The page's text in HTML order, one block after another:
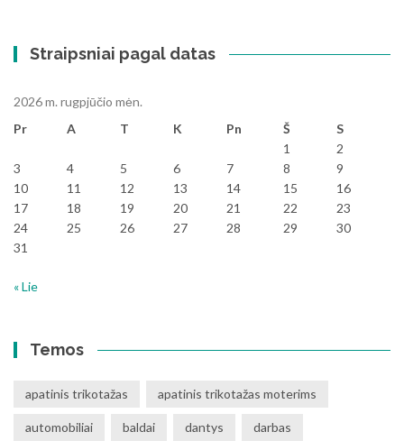
Straipsniai pagal datas
2026 m. rugpjūčio mėn.
Pr
A T K Pn Š
S
1
2
3
4 5 6 7 8
9
10
11 12 13 14 15
16
17
18 19 20 21 22
23
24
25 26 27 28 29
30
31
« Lie
Temos
apatinis trikotažas apatinis trikotažas moterims
automobiliai baldai dantys darbas